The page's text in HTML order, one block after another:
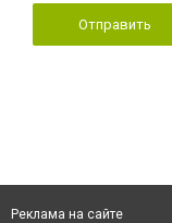
Отправить
Реклама на сайте